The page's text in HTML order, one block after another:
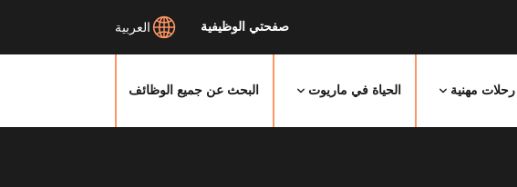
صفحتي الوظيفية العربية
رحلات مهنية الحياة في ماريوت البحث عن جميع الوظائف